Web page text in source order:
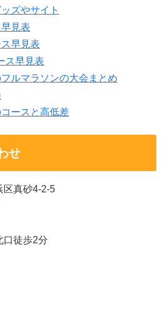
ズやサイト
見表
早見表
ス早見表
ルマラソンの大会まとめ
ースと高低差
せ
区真砂4-2-5
口徒歩2分